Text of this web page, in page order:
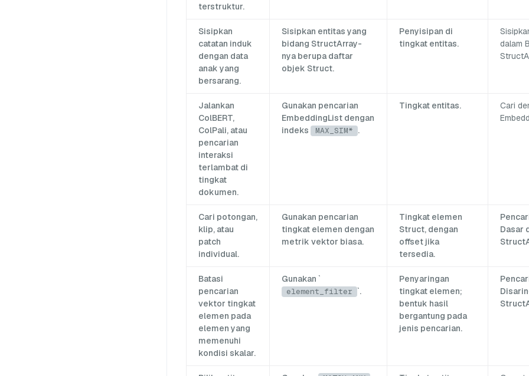
terstruktur.
Sisipkan
catatan induk
dengan data
anak yang
bersarang.
Sisipkan entitas yang
bidang StructArray-
nya berupa daftar
objek Struct.
Penyisipan di
tingkat entitas.
dalam
Jalankan
ColBERT,
ColPali, atau
pencarian
interaksi
terlambat di
tingkat
dokumen.
Gunakan pencarian
EmbeddingList dengan
indeks
MAX_SIM* .
Tingkat entitas.
Cari
Cari potongan,
klip, atau
patch
individual.
Gunakan pencarian
tingkat elemen dengan
metrik vektor biasa.
Tingkat elemen
Struct, dengan
offset jika
tersedia.
Dasar
Batasi
pencarian
vektor tingkat
elemen pada
elemen yang
memenuhi
kondisi skalar.
Gunakan `
element_filter `.
Penyaringan
tingkat elemen;
bentuk hasil
bergantung pada
jenis pencarian.